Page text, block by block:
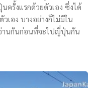
ครั้งแรกด้วยตัวเอง ซึ่งได้
เอง บางอย่างก็ไม่มีใน
านกันก่อนที่จะไปญี่ปุ่นกัน